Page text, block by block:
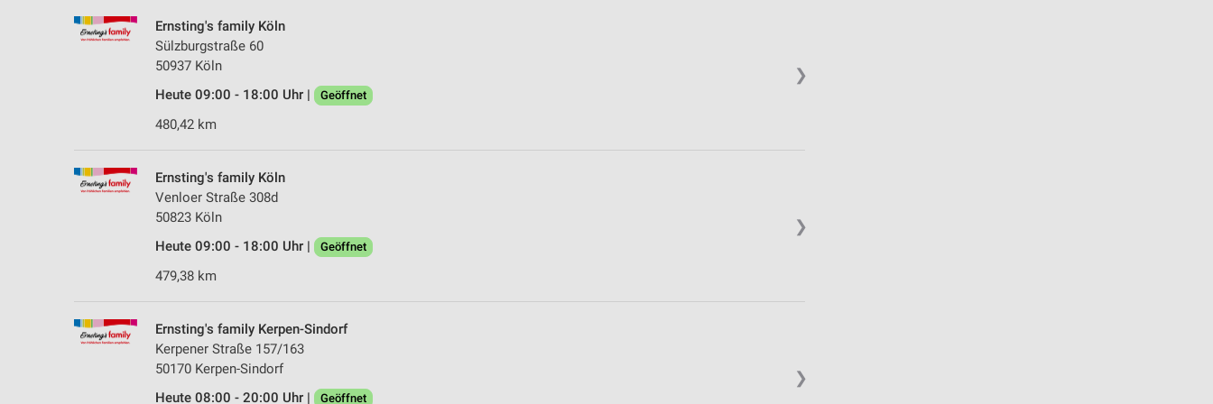
❯
Ernsting's family Köln
Sülzburgstraße 60
50937 Köln
Heute 09:00 - 18:00 Uhr |
Geöffnet
480,42 km
❯
Ernsting's family Köln
Venloer Straße 308d
50823 Köln
Heute 09:00 - 18:00 Uhr |
Geöffnet
479,38 km
❯
Ernsting's family Kerpen-Sindorf
Kerpener Straße 157/163
50170 Kerpen-Sindorf
Heute 08:00 - 20:00 Uhr |
Geöffnet